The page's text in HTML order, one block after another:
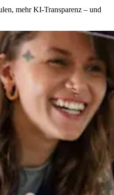
mehr KI-Transparenz – und